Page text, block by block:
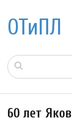
ОТиПЛ
60 лет